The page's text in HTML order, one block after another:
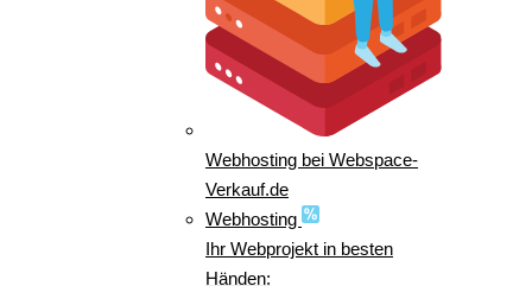
Webhosting bei Webspace-
Verkauf.de
Webhosting
Ihr Webprojekt in besten
Händen: